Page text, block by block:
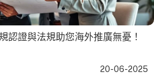
認證與法規助您海外推廣無憂！
20-06-2025